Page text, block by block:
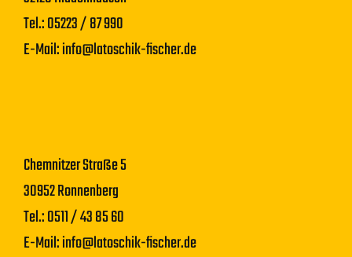
Tel.: 05223 / 87 990
E-Mail:info@latoschik-fischer.de
Chemnitzer Straße 5
30952 Ronnenberg
Tel.: 0511 / 43 85 60
E-Mail:info@latoschik-fischer.de